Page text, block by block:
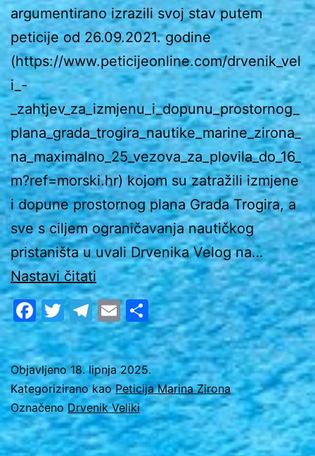
argumentirano izrazili svoj stav putem
peticije od 26.09.2021. godine
(https://www.peticijeonline.com/drvenik_vel
i_-
_zahtjev_za_izmjenu_i_dopunu_prostornog_
plana_grada_trogira_nautike_marine_zirona_
na_maximalno_25_vezova_za_plovila_do_16_
m?ref=morski.hr) kojom su zatražili izmjene
i dopune prostornog plana Grada Trogira, a
sve s ciljem ograničavanja nautičkog
pristaništa u uvali Drvenika Velog na…
Nastavi čitati Marina
Zirona:
Kritički
osvrt:
Što
smo
tražili,
što
Facebook
Twitter
Telegram
EmailShare
Objavljeno18. lipnja 2025.
Kategorizirano kaoPeticija Marina Zirona
Označeno Drvenik Veliki